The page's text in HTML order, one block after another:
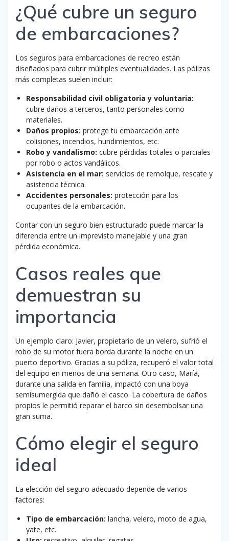
¿Qué cubre un seguro
de embarcaciones?
Los seguros para embarcaciones de recreo están
diseñados para cubrir múltiples eventualidades. Las pólizas
más completas suelen incluir:
Responsabilidad civil obligatoria y voluntaria:
cubre daños a terceros, tanto personales como
materiales.
Daños propios: protege tu embarcación ante
colisiones, incendios, hundimientos, etc.
Robo y vandalismo: cubre pérdidas totales o parciales
por robo o actos vandálicos.
Asistencia en el mar: servicios de remolque, rescate y
asistencia técnica.
Accidentes personales: protección para los
ocupantes de la embarcación.
Contar con un seguro bien estructurado puede marcar la
diferencia entre un imprevisto manejable y una gran
pérdida económica.
Casos reales que
demuestran su
importancia
Un ejemplo claro: Javier, propietario de un velero, sufrió el
robo de su motor fuera borda durante la noche en un
puerto deportivo. Gracias a su póliza, recuperó el valor total
del equipo en menos de una semana. Otro caso, María,
durante una salida en familia, impactó con una boya
semisumergida que dañó el casco. La cobertura de daños
propios le permitió reparar el barco sin desembolsar una
gran suma.
Cómo elegir el seguro
ideal
La elección del seguro adecuado depende de varios
factores:
Tipo de embarcación: lancha, velero, moto de agua,
yate, etc.